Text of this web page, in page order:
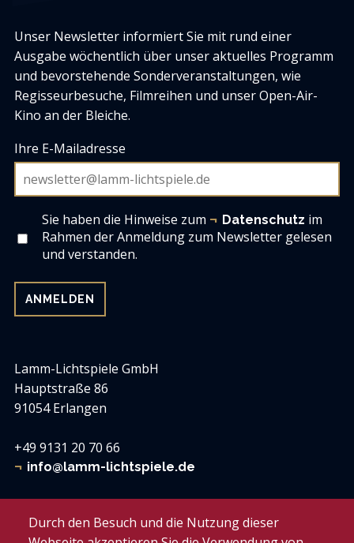
Lamm-Lichtspiele GmbH
Hauptstraße 86
91054 Erlangen
+49 9131 20 70 66
info@lamm-lichtspiele.de
Unser Newsletter informiert Sie mit rund einer
Ausgabe wöchentlich über unser aktuelles Programm
und bevorstehende Sonderveranstaltungen, wie
Regisseurbesuche, Filmreihen und unser Open-Air-
Kino an der Bleiche.
Ihre E-Mailadresse
Sie haben die Hinweise zum Datenschutz im
Rahmen der Anmeldung zum Newsletter gelesen
und verstanden.
Durch den Besuch und die Nutzung dieser